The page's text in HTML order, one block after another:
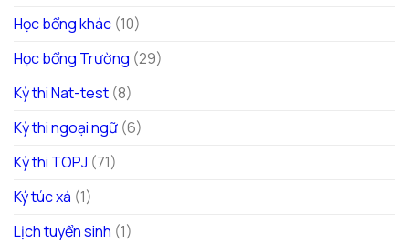
Học bổng khác (10)
Học bổng Trường (29)
Kỳ thi Nat-test (8)
Kỳ thi ngoại ngữ (6)
Kỳ thi TOPJ (71)
Ký túc xá (1)
Lịch tuyển sinh (1)